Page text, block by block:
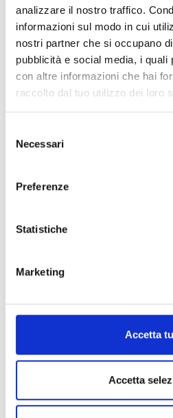
analizzare il nostro traffico.
informazioni sul modo in cui
nostri partner che si occupano
pubblicità e social media, i quali
con altre informazioni che hai
raccolto dal tuo utilizzo dei loro
delNecessari
Preferenze
Statistiche
Marketing
Accetta
Accetta
DOMIZIL SONNENGOLD
3902039020 Castelbello-
danielgunsch@live.de
OBERORTLHOF